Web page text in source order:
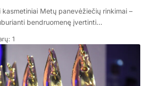
kasmetiniai Metų panevėžiečių rinkimai –
bendruomenę įvertinti…
1